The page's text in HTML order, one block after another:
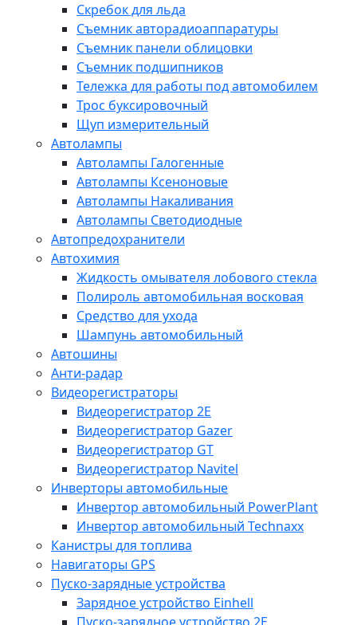
Скребок для льда
Съемник авторадиоаппаратуры
Съемник панели облицовки
Съемник подшипников
Тележка для работы под автомобилем
Трос буксировочный
Щуп измерительный
Автолампы
Автолампы Галогенные
Автолампы Ксеноновые
Автолампы Накаливания
Автолампы Светодиодные
Автопредохранители
Автохимия
Жидкость омывателя лобового стекла
Полироль автомобильная восковая
Средство для ухода
Шампунь автомобильный
Автошины
Анти-радар
Видеорегистраторы
Видеорегистратор 2E
Видеорегистратор Gazer
Видеорегистратор GT
Видеорегистратор Navitel
Инверторы автомобильные
Инвертор автомобильный PowerPlant
Инвертор автомобильный Technaxx
Канистры для топлива
Навигаторы GPS
Пуско-зарядные устройства
Зарядное устройство Einhell